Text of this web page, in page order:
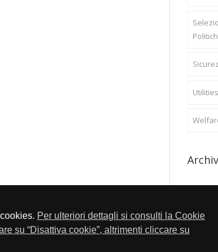
Per ulteriori dettagli si consulti la Cookie
su “Disattiva cookie”, altrimenti cliccare su
- Fax 030-2304108